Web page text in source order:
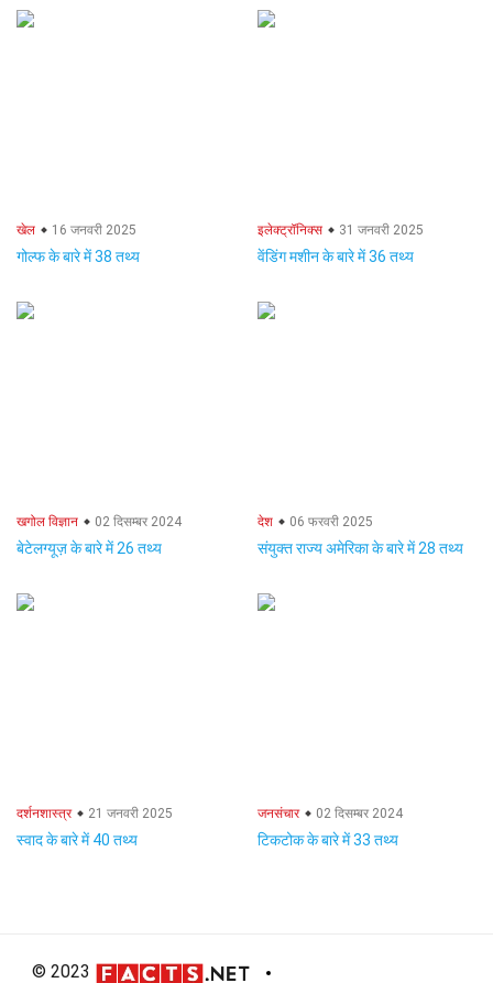
खेल 16 जनवरी 2025
गोल्फ के बारे में 38 तथ्य
इलेक्ट्रॉनिक्स 31 जनवरी 2025
वेंडिंग मशीन के बारे में 36 तथ्य
खगोल विज्ञान 02 दिसम्बर 2024
बेटेलग्यूज़ के बारे में 26 तथ्य
देश 06 फरवरी 2025
संयुक्त राज्य अमेरिका के बारे में 28 तथ्य
दर्शनशास्त्र 21 जनवरी 2025
स्वाद के बारे में 40 तथ्य
जनसंचार 02 दिसम्बर 2024
टिकटोक के बारे में 33 तथ्य
© 2023